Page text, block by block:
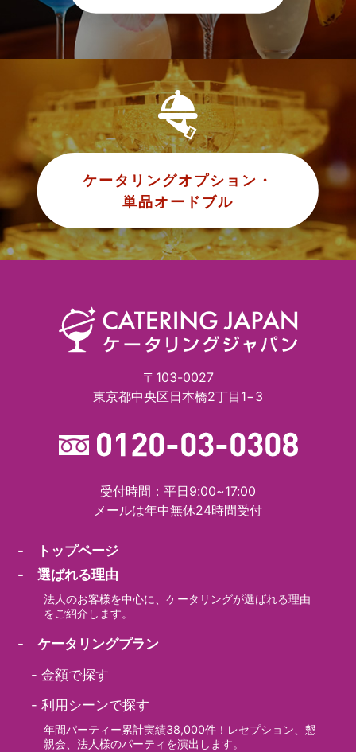
ケータリングオプション・
単品オードブル
〒103-0027
東京都中央区日本橋2丁目1−3
受付時間：平日9:00~17:00
メールは年中無休24時間受付
- トップページ
- 選ばれる理由
法人のお客様を中心に、ケータリングが選ばれる理由
をご紹介します。
- ケータリングプラン
-金額で探す
-利用シーンで探す
年間パーティー累計実績38,000件！レセプション、懇
親会、法人様のパーティを演出します。